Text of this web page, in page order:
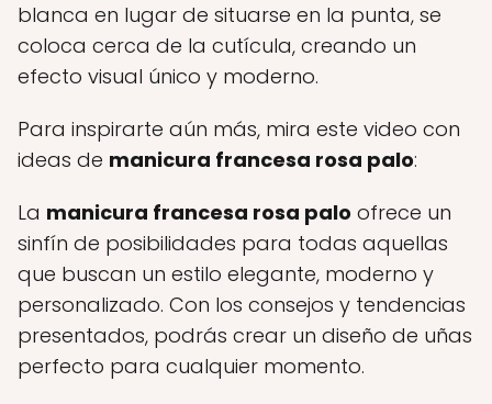
blanca en lugar de situarse en la punta, se
coloca cerca de la cutícula, creando un
efecto visual único y moderno.
Para inspirarte aún más, mira este video con
ideas de manicura francesa rosa palo:
La manicura francesa rosa palo ofrece un
sinfín de posibilidades para todas aquellas
que buscan un estilo elegante, moderno y
personalizado. Con los consejos y tendencias
presentados, podrás crear un diseño de uñas
perfecto para cualquier momento.